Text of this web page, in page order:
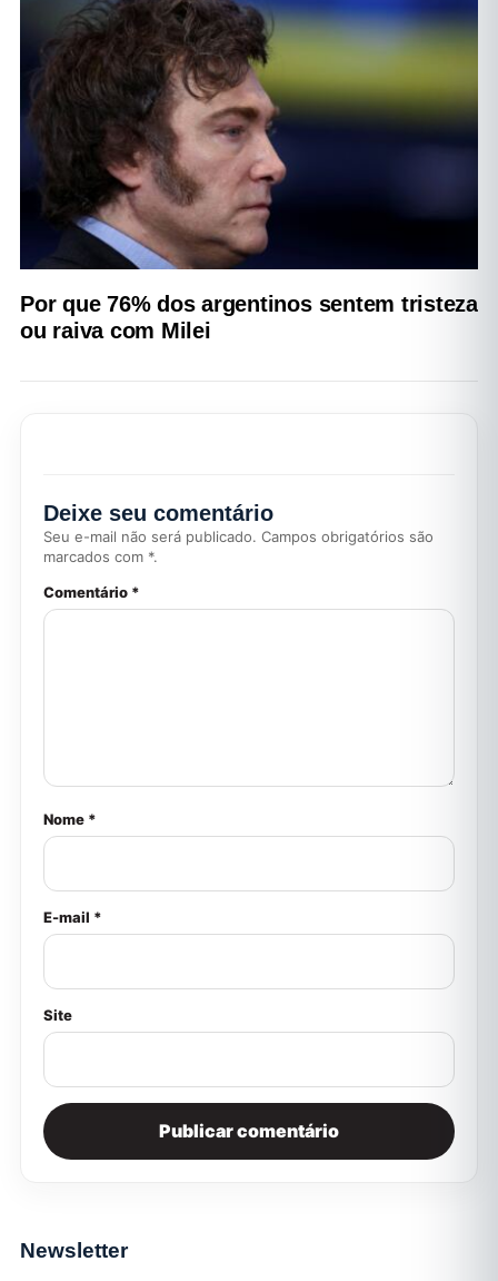
Por que 76% dos argentinos sentem tristeza
ou raiva com Milei
Deixe seu comentário
Seu e-mail não será publicado. Campos obrigatórios são
marcados com *.
Comentário *
Nome *
E-mail *
Site
Newsletter